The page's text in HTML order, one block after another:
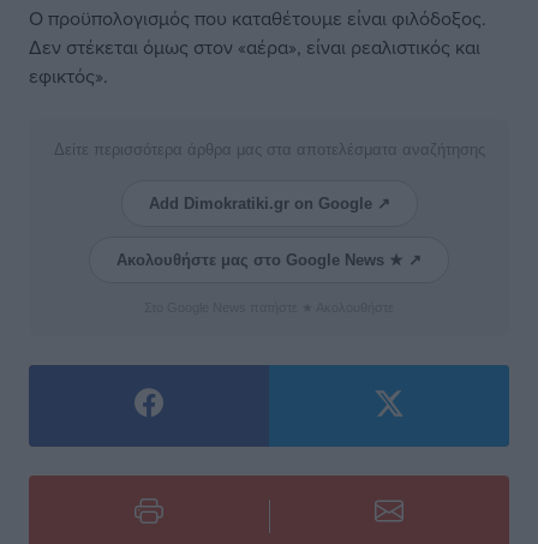
Ο προϋπολογισμός που καταθέτουμε είναι φιλόδοξος.
Δεν στέκεται όμως στον «αέρα», είναι ρεαλιστικός και
εφικτός».
Δείτε περισσότερα άρθρα μας στα αποτελέσματα αναζήτησης
Add Dimokratiki.gr on Google ↗
Ακολουθήστε μας στο Google News ★ ↗